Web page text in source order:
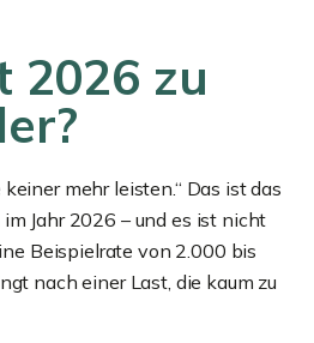
2026 zu
mehr leisten.“ Das ist das
Jahr 2026 – und es ist nicht
Beispielrate von 2.000 bis
nach einer Last, die kaum zu